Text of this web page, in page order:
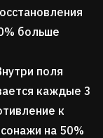
больше
поля
каждые 3
к
на 50%